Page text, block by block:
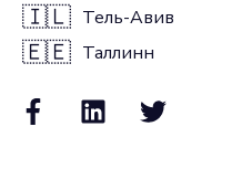
🇮🇱 Тель-Авив
🇪🇪 Таллинн